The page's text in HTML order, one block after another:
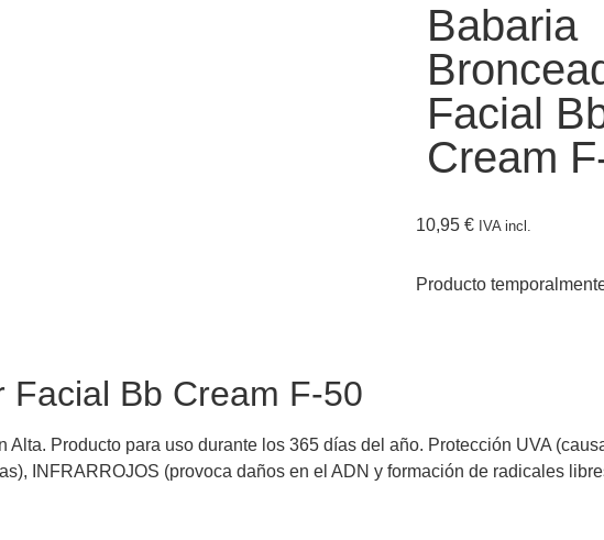
Babaria
Facial
Cream
10,95 € IVA incl.
Producto
Facial Bb Cream F-50
Alta. Producto para uso durante los 365 días del año. Protección UVA
INFRARROJOS (provoca daños en el ADN y formación de radicales